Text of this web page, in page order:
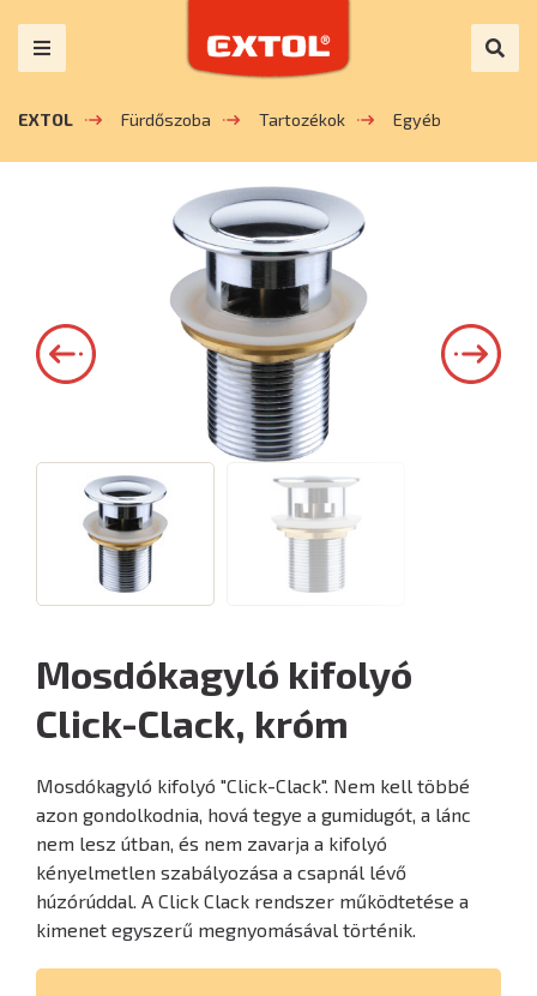
EXTOL Fürdőszoba Tartozékok Egyéb
Mosdókagyló kifolyó
Click-Clack, króm
Mosdókagyló kifolyó "Click-Clack". Nem kell többé
azon gondolkodnia, hová tegye a gumidugót, a lánc
nem lesz útban, és nem zavarja a kifolyó
kényelmetlen szabályozása a csapnál lévő
húzórúddal. A Click Clack rendszer működtetése a
kimenet egyszerű megnyomásával történik.